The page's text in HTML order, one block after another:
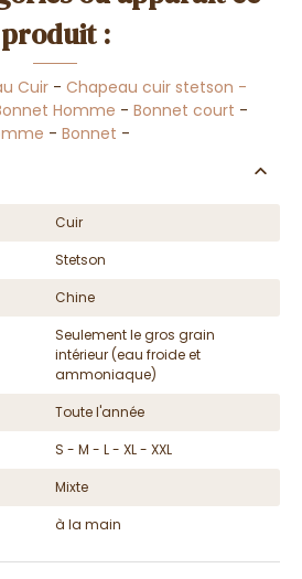
produit :
Cuir- Chapeau cuir stetson -
Homme - Bonnet court -
- Bonnet -
Cuir
Stetson
Chine
Seulement le gros grain
intérieur (eau froide et
ammoniaque)
Toute l'année
S - M - L - XL - XXL
Mixte
à la main